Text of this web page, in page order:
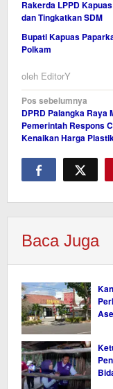
Rakerda LPPD
dan Tingkatkan SDM
Bupati Kapuas
Polkam
oleh EditorY
Navigasi
pos
Pos sebelumnya
DPRD Palangka Raya
Pemerintah Respons
Kenaikan Harga
Baca Juga